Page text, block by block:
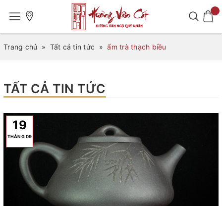
Trang chủ » Tất cả tin tức » ấm trà thạch biều
TẤT CẢ TIN TỨC
19
THÁNG 09